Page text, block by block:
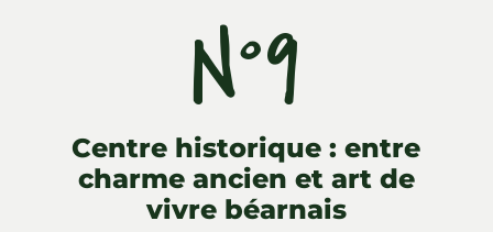
N°9
Centre historique : entre
charme ancien et art de
vivre béarnais